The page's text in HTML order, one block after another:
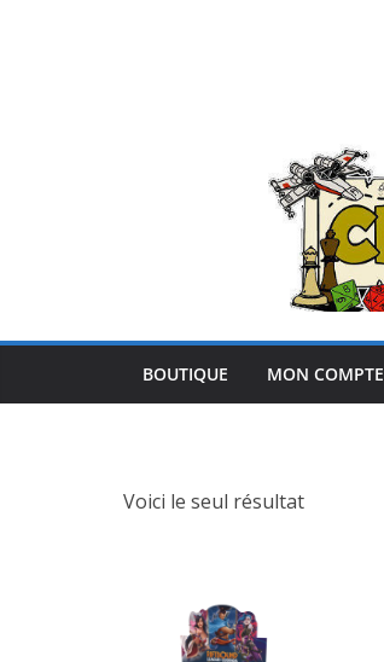
BOUTIQUE MON COMPTE
Voici le seul résultat